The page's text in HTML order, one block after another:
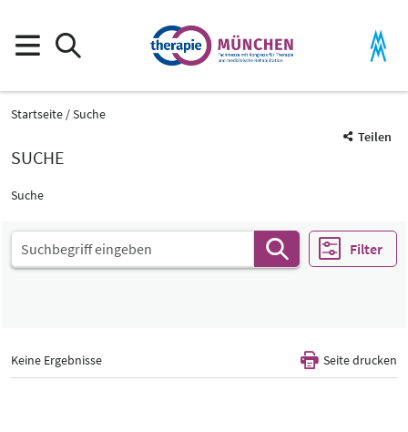
Startseite
Suche
Teilen
SUCHE
Suche
Filter
Keine Ergebnisse Seite drucken